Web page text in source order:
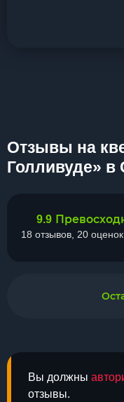
Отзывы на
Голливуде» в
Вы должны
отзывы.
9.9
18 отзывов, 20 оценок